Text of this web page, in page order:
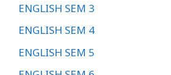
ENGLISH SEM 3
ENGLISH SEM 4
ENGLISH SEM 5